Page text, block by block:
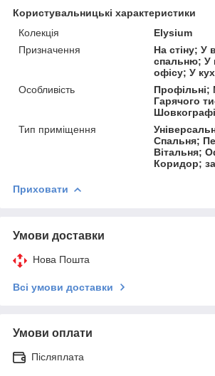
Користувальницькі характеристики
Колекція
Elysium
Призначення
На стіну; У
спальню; У
офісу; У
Особливість
Профільні;
Гарячого
Тип приміщення
Спальня;
Вітальня;
Коридор;
Приховати
Умови доставки
Нова Пошта
Всі умови доставки
Умови оплати
Післяплата